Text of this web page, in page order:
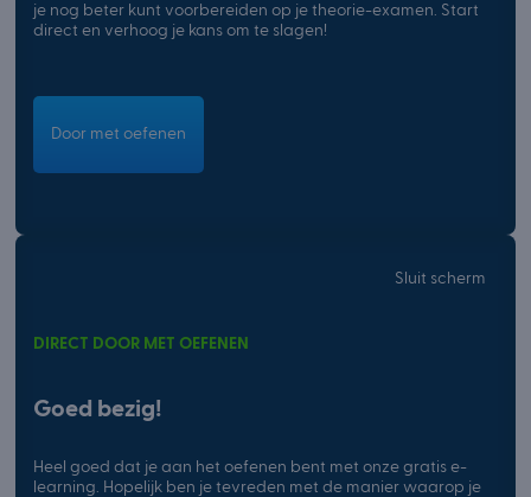
je nog beter kunt voorbereiden op je theorie-examen. Start
direct en verhoog je kans om te slagen!
Door met oefenen
Sluit scherm
DIRECT DOOR MET OEFENEN
Goed bezig!
Heel goed dat je aan het oefenen bent met onze gratis e-
learning. Hopelijk ben je tevreden met de manier waarop je